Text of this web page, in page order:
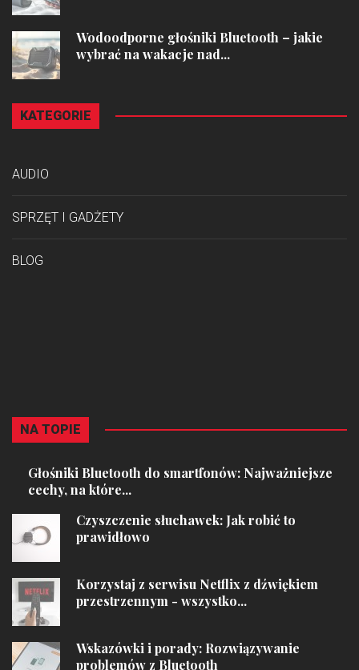
Wodoodporne głośniki Bluetooth – jakie
wybrać na wakacje nad...
KATEGORIE
AUDIO
SPRZĘT I GADŻETY
BLOG
NA TOPIE
Głośniki Bluetooth do smartfonów: Najważniejsze
cechy, na które...
Czyszczenie słuchawek: Jak robić to
prawidłowo
Korzystaj z serwisu Netflix z dźwiękiem
przestrzennym - wszystko...
Wskazówki i porady: Rozwiązywanie
problemów z Bluetooth